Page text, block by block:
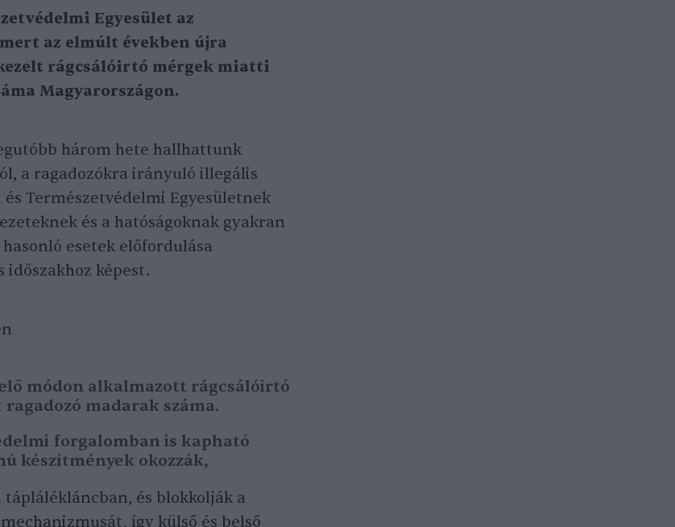
Egyesület az
az elmúlt években újra
rágcsálóirtó mérgek miatti
Magyarországon.
három hete hallhattunk
a ragadozókra irányuló illegális
Természetvédelmi Egyesületnek
és a hatóságoknak gyakran
esetek előfordulása
időszakhoz képest.
módon alkalmazott rágcsálóirtó
madarak száma.
forgalomban is kapható
készítmények okozzák,
és blokkolják a
így külső és belső